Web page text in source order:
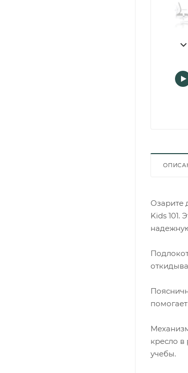
Озарите
Kids 101.
кресло
учебы.